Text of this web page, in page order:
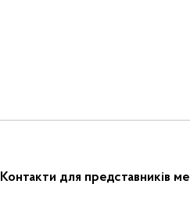
Контакти для представників